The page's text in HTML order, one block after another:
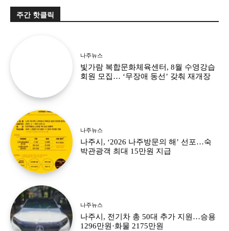
주간 핫클릭
나주뉴스
빛가람 복합문화체육센터, 8월 수영강습
회원 모집… ‘무장애 동선’ 갖춰 재개장
나주뉴스
나주시, ‘2026 나주방문의 해’ 선포…숙
박관광객 최대 15만원 지급
나주뉴스
나주시, 전기차 총 50대 추가 지원…승용
1296만원·화물 2175만원